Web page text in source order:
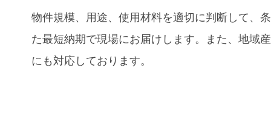
物件規模、用途、使用材料を適切に判断して、
た最短納期で現場にお届けします。また、地域
にも対応しております。